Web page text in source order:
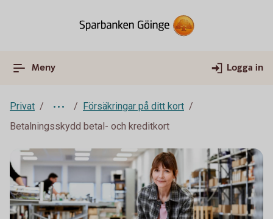
Meny Logga in
Privat
Försäkringar på ditt kort
Betalningsskydd betal- och kreditkort